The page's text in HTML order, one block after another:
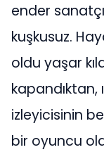
ender
kuşkusuz.
oldu yaşar
kapandıktan,
izleyicisinin
bir oyuncu